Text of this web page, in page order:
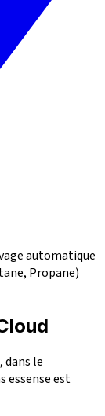
automatique
Propane)
dans le
essense est